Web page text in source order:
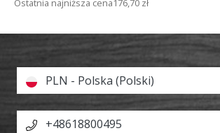
Ostatnia najniższa cena176,70 zł
PLN - Polska (Polski)
+48618800495